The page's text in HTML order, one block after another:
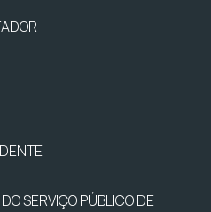
SERVIÇO PÚBLICO DE